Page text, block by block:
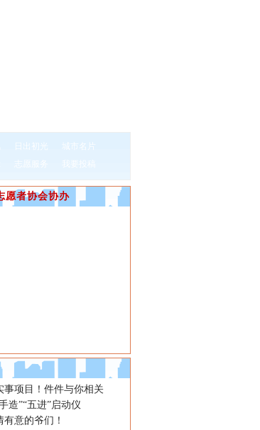
日出初光
城市名片
志愿服务 我要投稿
愿者协会协办
事项目！件件与你相关
造”“五进”启动仪
意的爷们！